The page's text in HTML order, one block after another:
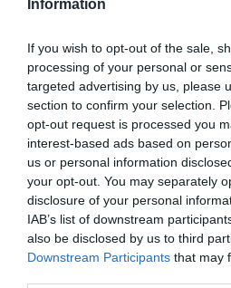
Information
If you wish to opt-out of the sale,
processing of your personal or
targeted advertising by us, please
section to confirm your selection.
opt-out request is processed you
interest-based ads based on
us or personal information
your opt-out. You may separately
disclosure of your personal
IAB’s list of downstream
also be disclosed by us to third
Downstream Participants that may
ALPOLGÁRMESTER
Az EVAT Zrt. közleményt küldött
változtatás nélkül közöljük: Spisák
Attila alpolgármester a mai napon
működő...
VALÓTLANT ÁLLÍT AZ EVAT ZRT. AZ
KÖZLEMÉNYE ALAPJÁN
2023. február 23
Eger ügye
Frissítés! Az egri önkormányzat
teljes anyagot olvashatják. Tegnap
EVAT Zrt-ben milyen atrocitás